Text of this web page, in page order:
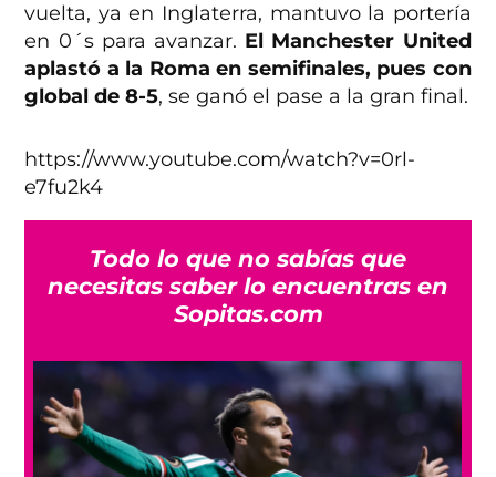
vuelta, ya en Inglaterra, mantuvo la portería
en 0´s para avanzar. El Manchester United
aplastó a la Roma en semifinales, pues con
global de 8-5, se ganó el pase a la gran final.
https://www.youtube.com/watch?v=0rl-
e7fu2k4
Todo lo que no sabías que
necesitas saber lo encuentras en
Sopitas.com